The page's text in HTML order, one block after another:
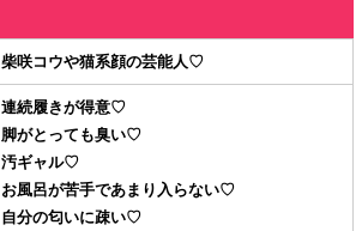
柴咲コウや猫系顔の芸能人♡
連続履きが得意♡
脚がとっても臭い♡
汚ギャル♡
お風呂が苦手であまり入らない♡
自分の匂いに疎い♡